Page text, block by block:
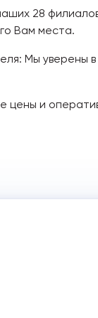
28
Вам места.
Мы уверены
цены и